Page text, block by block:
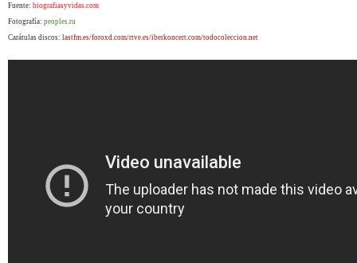
Fuente: biografiasyvidas.com
Fotografía: peoples.ru
Carátulas discos: lastfm.es/foroxd.com/rtve.es/iberkoncert.com/todocoleccion.net